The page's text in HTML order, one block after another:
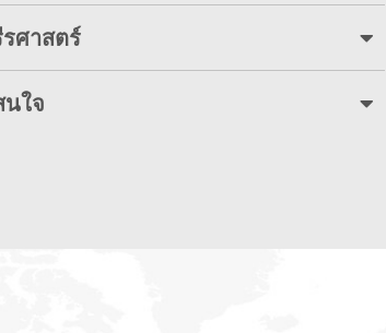
ศาสตร์
ใจ